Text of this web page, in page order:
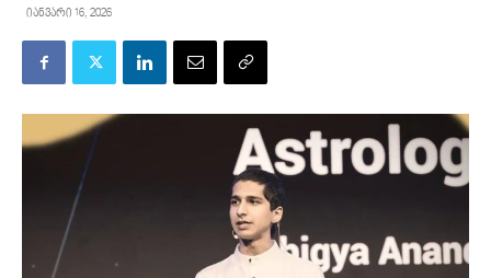
იანვარი 16, 2026